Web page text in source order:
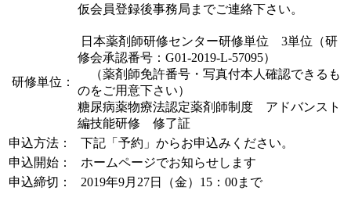
仮会員登録後事務局までご連絡下さい。
研修単位：
日本薬剤師研修センター研修単位 3単位（研
修会承認番号：G01-2019-L-57095）
（薬剤師免許番号・写真付本人確認できるも
のをご用意下さい）
糖尿病薬物療法認定薬剤師制度 アドバンスト
編技能研修 修了証
申込方法：
下記「予約」からお申込みください。
申込開始：
ホームページでお知らせします
申込締切：
2019年9月27日（金）15：00まで